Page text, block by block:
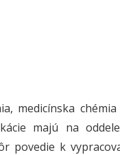
medicínska
majú na
k